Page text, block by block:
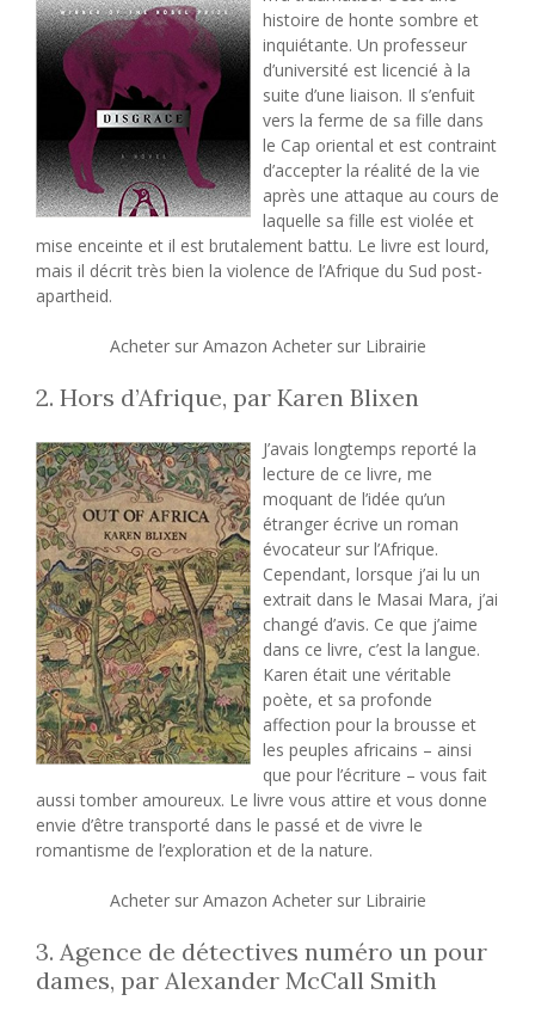
histoire de honte sombre et
inquiétante. Un professeur
d’université est licencié à la
suite d’une liaison. Il s’enfuit
vers la ferme de sa fille dans
le Cap oriental et est contraint
d’accepter la réalité de la vie
après une attaque au cours de
laquelle sa fille est violée et
mise enceinte et il est brutalement battu. Le livre est lourd,
mais il décrit très bien la violence de l’Afrique du Sud post-
apartheid.
Acheter sur Amazon Acheter sur Librairie
2. Hors d’Afrique, par Karen Blixen
J’avais longtemps reporté la
lecture de ce livre, me
moquant de l’idée qu’un
étranger écrive un roman
évocateur sur l’Afrique.
Cependant, lorsque j’ai lu un
extrait dans le Masai Mara, j’ai
changé d’avis. Ce que j’aime
dans ce livre, c’est la langue.
Karen était une véritable
poète, et sa profonde
affection pour la brousse et
les peuples africains – ainsi
que pour l’écriture – vous fait
aussi tomber amoureux. Le livre vous attire et vous donne
envie d’être transporté dans le passé et de vivre le
romantisme de l’exploration et de la nature.
Acheter sur Amazon Acheter sur Librairie
3. Agence de détectives numéro un pour
dames, par Alexander McCall Smith